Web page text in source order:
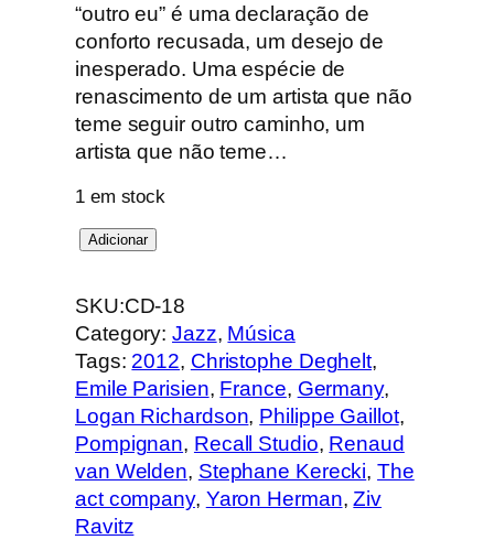
“outro eu” é uma declaração de
conforto recusada, um desejo de
inesperado. Uma espécie de
renascimento de um artista que não
teme seguir outro caminho, um
artista que não teme…
1 em stock
Q
a
n
t
i
d
a
d
e
d
Adicionar
SKU:CD-18
Category:Jazz, Música
Tags: 2012, Christophe Deghelt
Emile Parisien, France, Germany
Logan Richardson, Philippe Gaillot
Pompignan, Recall Studio, Renaud
van Welden, Stephane Kerecki, The
act company, Yaron Herman, Ziv
Ravitz